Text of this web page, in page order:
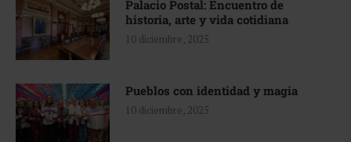
Palacio Postal: Encuentro de
historia, arte y vida cotidiana
10 diciembre, 2025
Pueblos con identidad y magia
10 diciembre, 2025